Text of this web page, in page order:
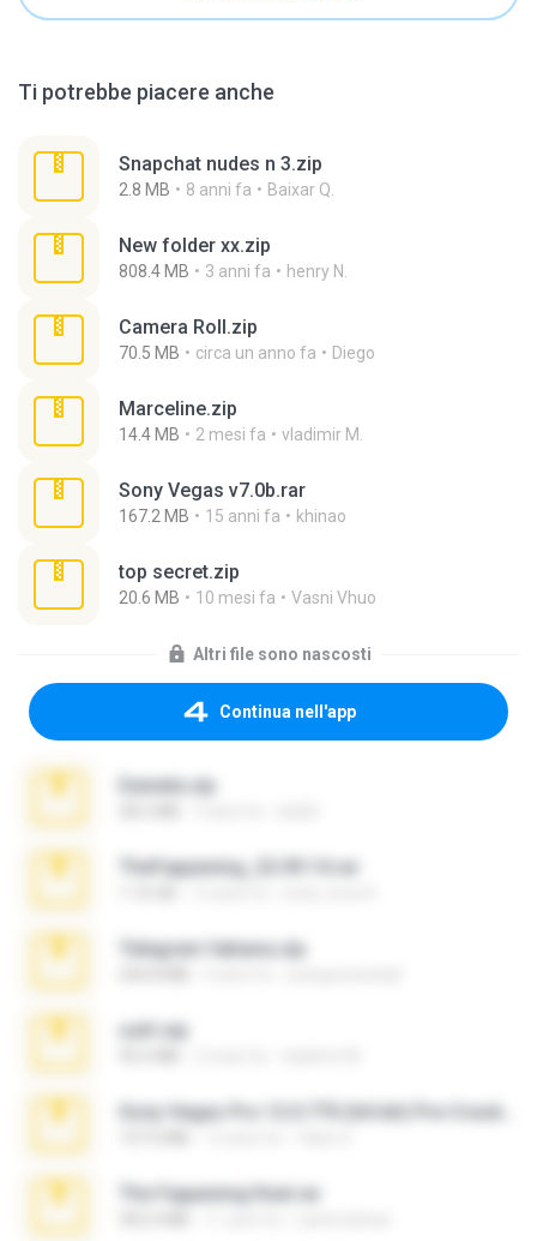
Ti potrebbe piacere anche
Snapchat nudes n 3.zip
2.8 MB 8 anni fa Baixar Q.
New folder xx.zip
808.4 MB 3 anni fa henry N.
Camera Roll.zip
70.5 MB circa un anno fa Diego
Marceline.zip
14.4 MB 2 mesi fa vladimir M.
Sony Vegas v7.0b.rar
167.2 MB 15 anni fa khinao
top secret.zip
20.6 MB 10 mesi fa Vasni Vhuo
Altri file sono nascosti
Continua nell'app
Daniela.zip
TheFappening_22.09.14.rar
Telegram fabiana.zip
ouh!.zip
The Fappening final.rar